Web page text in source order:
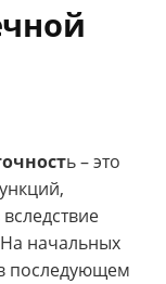
ь – это
начальных
последующем